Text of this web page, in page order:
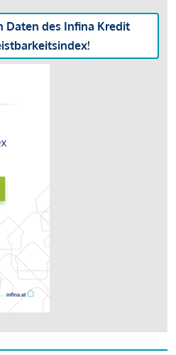
Daten des Infina Kredit